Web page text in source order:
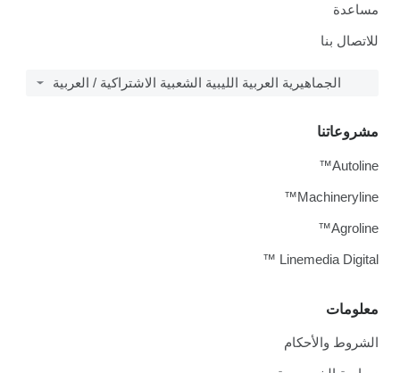
مساعدة
للاتصال بنا
الجماهيرية العربية الليبية الشعبية الاشتراكية / العربية
معلومات
الشروط والأحكام
مشروعاتنا
Autoline™
Machineryline™
Agroline™
Linemedia Digital ™